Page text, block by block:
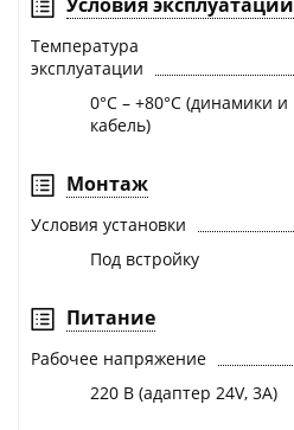
Температура
эксплуатации
0°C – +80°C (динамики и
кабель)
Монтаж
Условия установки
Под встройку
Питание
Рабочее напряжение
220 В (адаптер 24V, 3A)